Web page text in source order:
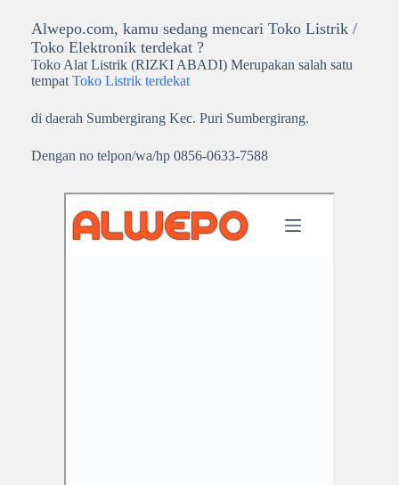
Alwepo.com, kamu sedang mencari Toko Listrik /
Toko Elektronik terdekat ?
Toko Alat Listrik (RIZKI ABADI) Merupakan salah satu
tempat Toko Listrik terdekat
di daerah Sumbergirang Kec. Puri Sumbergirang.
Dengan no telpon/wa/hp 0856-0633-7588